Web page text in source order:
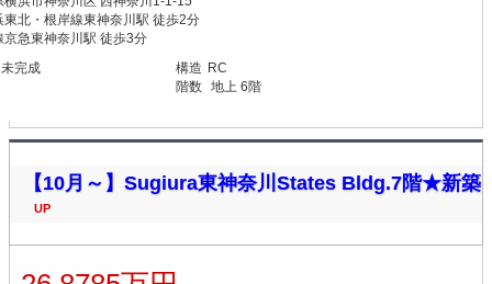
東北・根岸線東神奈川駅 徒歩2分
京急東神奈川駅 徒歩3分
完成
構造 RC
階数 地上 6階
【10月～】Sugiura東神奈川States Bldg.7階★新築
UP